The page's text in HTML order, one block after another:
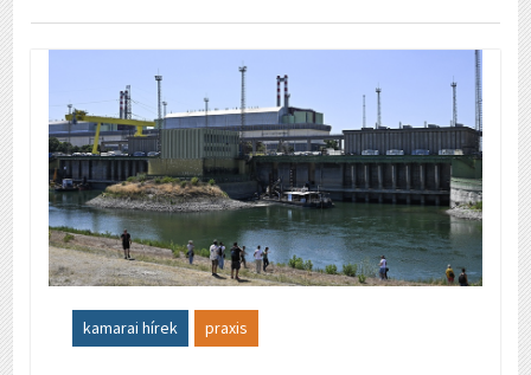
kamarai hírek praxis